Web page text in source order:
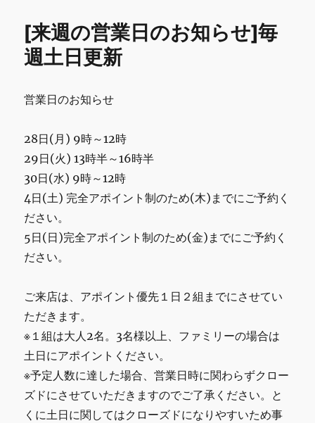
o
o
k
ス
[RIN0475]
デ
ネ
ィ
一
物
に
[来週の営業日のお知らせ]毎
週土日更新
営業日のお知らせ
28日(月) 9時～12時
29日(火) 13時半～16時半
30日(水) 9時～12時
4日(土) 完全アポイント制のため(木)までにご予約く
ださい。
5日(日)完全アポイント制のため(金)までにご予約く
ださい。
ご来店は、アポイント優先１日２組までにさせてい
ただきます。
※１組は大人2名。3名様以上、ファミリーの場合は
土日にアポイントください。
※予定人数に達した場合、営業日時に関わらずクロー
ズドにさせていただきますのでご了承ください。と
くに土日に関してはクローズドになりやすいため事